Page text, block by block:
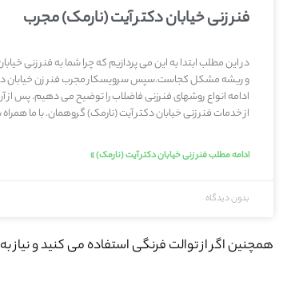
فنر زنی خیابان دکتر آیت (نارمک) مجرب
در این مطلب ابتدا به این می پردازیم که چرا شما به فنر زنی
و ریشه مشکل کجاست.سپس سرویسکار مجرب فنر زن خیابان
ادامه انواع روشهای فنرزنی فاضلاب را توضیح می دهیم. پس
از خدمات فنر زنی خیابان دکتر آیت (نارمک) گروهمان. با ما همراه
ادامه مطلب فنر زنی خیابان دکتر آیت (نارمک) »
بدون دیدگاه
همچنین اگر از توالت فرنگی استفاده می کنید و نیاز به